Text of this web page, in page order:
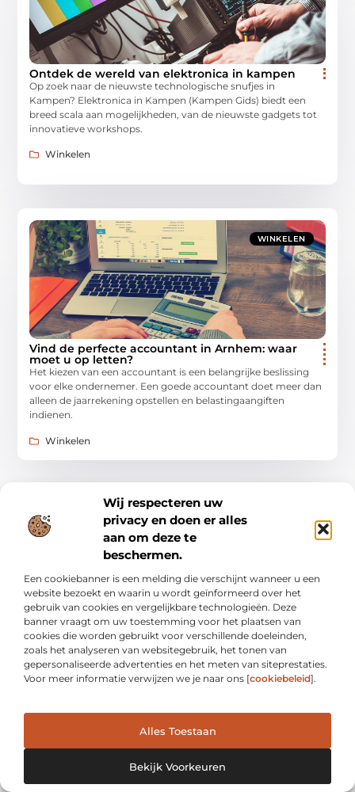
Wij respecteren uw
privacy en doen er alles
aan om deze te
beschermen.
Een cookiebanner is een melding die verschijnt wanneer u een
website bezoekt en waarin u wordt geïnformeerd over het
gebruik van cookies en vergelijkbare technologieën. Deze
banner vraagt om uw toestemming voor het plaatsen van
cookies die worden gebruikt voor verschillende doeleinden,
zoals het analyseren van websitegebruik, het tonen van
gepersonaliseerde advertenties en het meten van siteprestaties.
Voor meer informatie verwijzen we je naar ons [cookiebeleid].
Alles Toestaan
Bekijk Voorkeuren
Ontdek de wereld van elektronica in kampen
Op zoek naar de nieuwste technologische snufjes in
Kampen? Elektronica in Kampen (Kampen Gids) biedt een
breed scala aan mogelijkheden, van de nieuwste gadgets tot
innovatieve workshops.
Winkelen
WINKELEN
Vind de perfecte accountant in Arnhem: waar
moet u op letten?
Het kiezen van een accountant is een belangrijke beslissing
voor elke ondernemer. Een goede accountant doet meer dan
alleen de jaarrekening opstellen en belastingaangiften
indienen.
Winkelen
Ontwerp je dagelijks leven met inspiratie en verhalen.
Ontdek praktische tips, creatieve ideeën en waardevolle
inzichten op Bnontwerp.nl.
Bericht categorie